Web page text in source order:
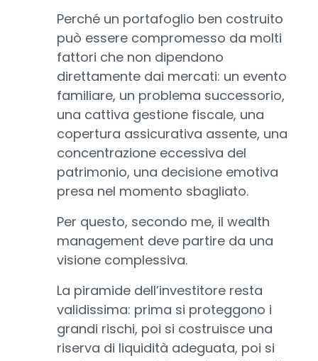
Perché un portafoglio ben costruito
può essere compromesso da molti
fattori che non dipendono
direttamente dai mercati: un evento
familiare, un problema successorio,
una cattiva gestione fiscale, una
copertura assicurativa assente, una
concentrazione eccessiva del
patrimonio, una decisione emotiva
presa nel momento sbagliato.
Per questo, secondo me, il wealth
management deve partire da una
visione complessiva.
La piramide dell’investitore resta
validissima: prima si proteggono i
grandi rischi, poi si costruisce una
riserva di liquidità adeguata, poi si